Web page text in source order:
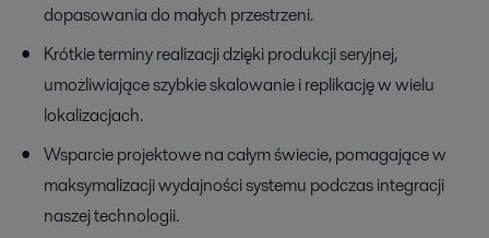
dopasowania do małych przestrzeni.
Krótkie terminy realizacji dzięki produkcji seryjnej,
umożliwiające szybkie skalowanie i replikację w wielu
lokalizacjach.
Wsparcie projektowe na całym świecie, pomagające w
maksymalizacji wydajności systemu podczas integracji
naszej technologii.